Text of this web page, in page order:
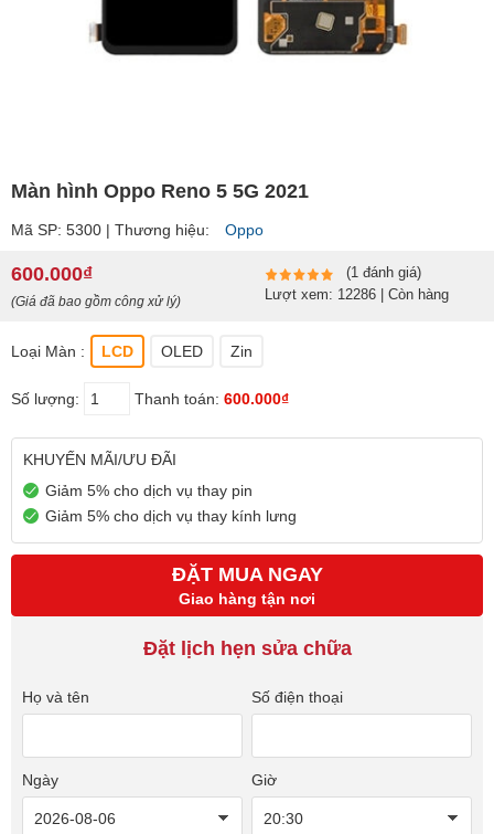
Màn hình Oppo Reno 5 5G 2021
Mã SP: 5300 | Thương hiệu: Oppo
600.000₫
(Giá đã bao gồm công xử lý)
(1 đánh giá)
Lượt xem: 12286 | Còn hàng
Loại Màn : LCD OLED Zin
Số lượng: Thanh toán: 600.000₫
KHUYẾN MÃI/ƯU ĐÃI
Giảm 5% cho dịch vụ thay pin
Giảm 5% cho dịch vụ thay kính lưng
ĐẶT MUA NGAY
Giao hàng tận nơi
Đặt lịch hẹn sửa chữa
Họ và tên Số điện thoại
Ngày Giờ